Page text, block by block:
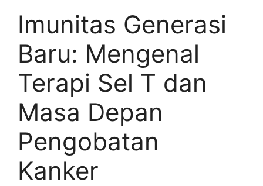
Imunitas Generasi
Baru: Mengenal
Terapi Sel T dan
Masa Depan
Pengobatan
Kanker